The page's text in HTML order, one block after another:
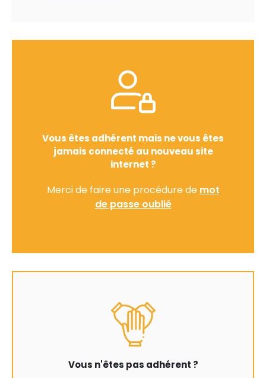
Vous êtes adhérent mais ne vous êtes
jamais connecté au nouveau site
internet ?
Merci de faire une procédure de mot
de passe oublié
Vous n'êtes pas adhérent ?